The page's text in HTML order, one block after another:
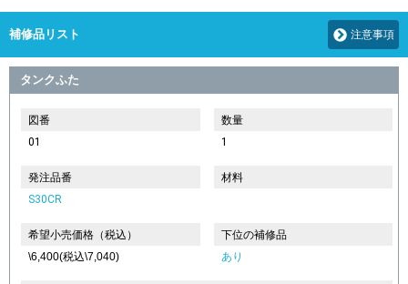
補修品リスト 注意事項
タンクふた
図番
01
数量
1
発注品番
S30CR
材料
希望小売価格（税込）
\6,400(税込\7,040)
下位の補修品
あり